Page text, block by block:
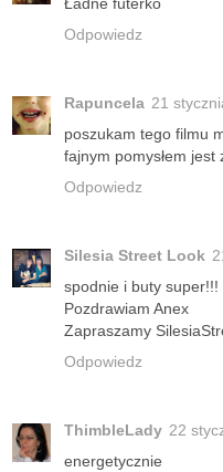
Odpowiedz
Rapuncela 21
poszukam tego filmu
fajnym pomysłem
Odpowiedz
Silesia Street Look
spodnie i buty super!!!
Pozdrawiam Anex
Zapraszamy
Odpowiedz
ThimbleLady 22
energetycznie